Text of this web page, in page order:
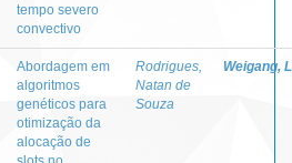
tempo severo
convectivo
Abordagem em
algoritmos
genéticos para
otimização da
alocação de
Rodrigues,
Natan de
Souza
Weigang,